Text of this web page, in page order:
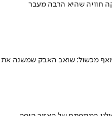
חוויה שהיא הרבה מעבר
מכשול: שואב האבק שמשנה את